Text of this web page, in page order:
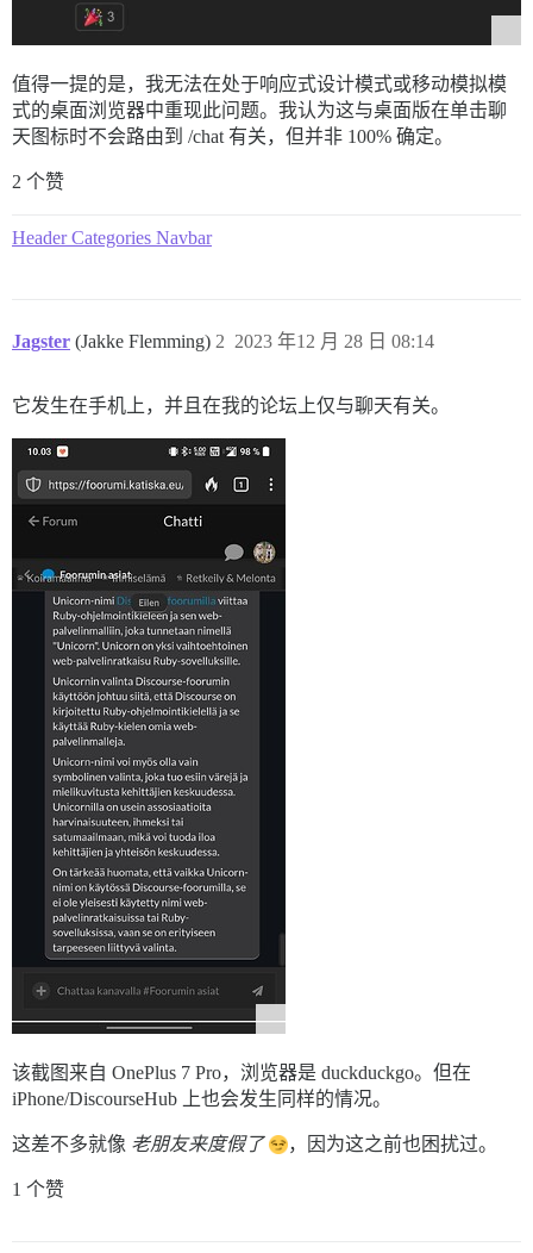
值得一提的是，我无法在处于响应式设计模式或移动模拟模
式的桌面浏览器中重现此问题。我认为这与桌面版在单击聊
天图标时不会路由到 /chat 有关，但并非 100% 确定。
2 个赞
Header Categories Navbar
Jagster (Jakke Flemming) 2023 年12 月 28 日 08:14
2
它发生在手机上，并且在我的论坛上仅与聊天有关。
该截图来自 OnePlus 7 Pro，浏览器是 duckduckgo。但在
iPhone/DiscourseHub 上也会发生同样的情况。
这差不多就像 老朋友来度假了 ，因为这之前也困扰过。
1 个赞